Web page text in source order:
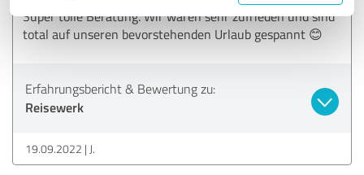
Super tolle Beratung. Wir waren sehr zufrieden und sind
total auf unseren bevorstehenden Urlaub gespannt 😊
Erfahrungsbericht & Bewertung zu:
Reisewerk
19.09.2022 J.